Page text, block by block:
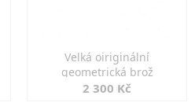
Velká oiriginální
geometrická brož
2 300 Kč